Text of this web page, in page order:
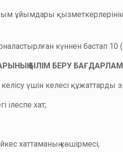
ұйымдары қызметкерлерінің
күннен бастап
БІЛІМ БЕРУ
келісу үшін келесі
ілеспе хат;
хаттаманың көшірмесі;